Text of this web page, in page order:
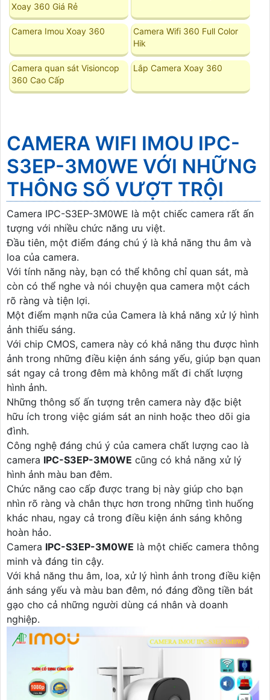
Xoay 360 Giá Rẻ
Camera Imou Xoay 360
Camera Wifi 360 Full Color
Hik
Camera quan sát Visioncop
360 Cao Cấp
Lắp Camera Xoay 360
CAMERA WIFI IMOU IPC-
S3EP-3M0WE VỚI NHỮNG
THÔNG SỐ VƯỢT TRỘI
Camera IPC-S3EP-3M0WE là một chiếc camera rất ấn
tượng với nhiều chức năng ưu việt.
Đầu tiên, một điểm đáng chú ý là khả năng thu âm và
loa của camera.
Với tính năng này, bạn có thể không chỉ quan sát, mà
còn có thể nghe và nói chuyện qua camera một cách
rõ ràng và tiện lợi.
Một điểm mạnh nữa của Camera là khả năng xử lý hình
ảnh thiếu sáng.
Với chip CMOS, camera này có khả năng thu được hình
ảnh trong những điều kiện ánh sáng yếu, giúp bạn quan
sát ngay cả trong đêm mà không mất đi chất lượng
hình ảnh.
Những thông số ấn tượng trên camera này đặc biệt
hữu ích trong việc giám sát an ninh hoặc theo dõi gia
đình.
Công nghệ đáng chú ý của camera chất lượng cao là
camera IPC-S3EP-3M0WE cũng có khả năng xử lý
hình ảnh màu ban đêm.
Chức năng cao cấp được trang bị này giúp cho bạn
nhìn rõ ràng và chân thực hơn trong những tình huống
khác nhau, ngay cả trong điều kiện ánh sáng không
hoàn hảo.
Camera IPC-S3EP-3M0WE là một chiếc camera thông
minh và đáng tin cậy.
Với khả năng thu âm, loa, xử lý hình ảnh trong điều kiện
ánh sáng yếu và màu ban đêm, nó đáng đồng tiền bát
gạo cho cả những người dùng cá nhân và doanh
nghiệp.